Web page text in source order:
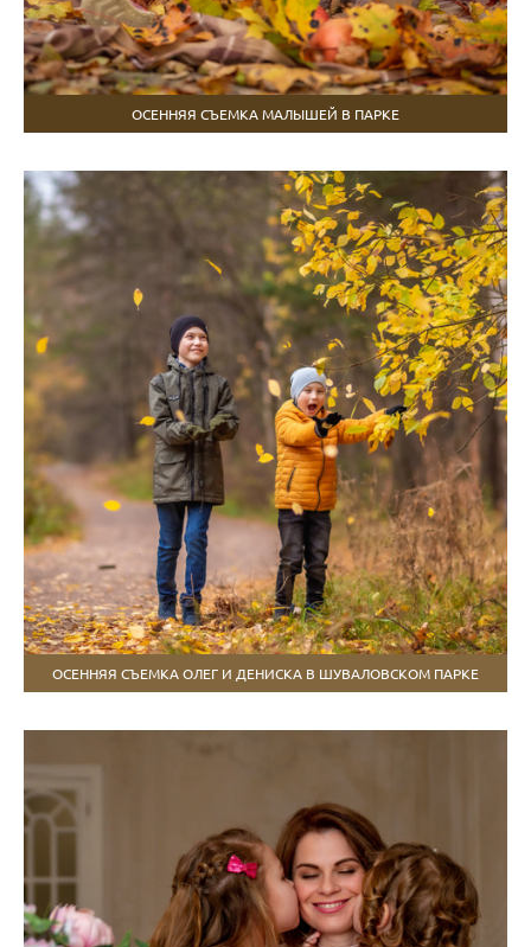
ОСЕННЯЯ СЪЕМКА МАЛЫШЕЙ В ПАРКЕ
ОСЕННЯЯ СЪЕМКА ОЛЕГ И ДЕНИСКА В ШУВАЛОВСКОМ ПАРКЕ